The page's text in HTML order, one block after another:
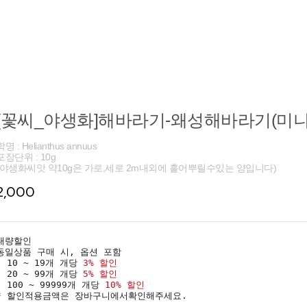
씨_야생화]해바라기-왜성해바라기(미
명 : Helianthus annuus
장단위 : 10g
생화씨앗 약10g은 가로,세로 2m내외에 흩어뿌릴수있는 양입니다)
량할인
일상품 구매 시, 옵션 포함
10 ~ 19개 개당 3% 할인
20 ~ 99개 개당 5% 할인
100 ~ 99999개 개당 10% 할인
할인적용금액은 장바구니에서확인해주세요.